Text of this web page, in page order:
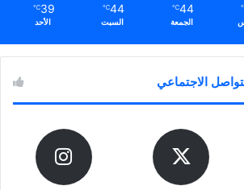
44
℃
الجمعة
44
℃
السبت
39
℃
الأحد
الاجتماعي